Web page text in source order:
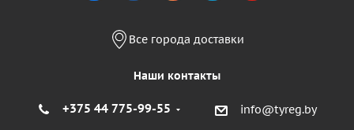
Все города доставки
Наши контакты
+375 44 775-99-55 info@tyreg.by